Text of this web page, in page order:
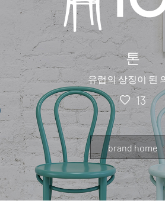
톤
유럽의 상징이 된
13
brand home